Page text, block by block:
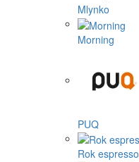
Mlynko
Morning
PUQ
Rok espresso